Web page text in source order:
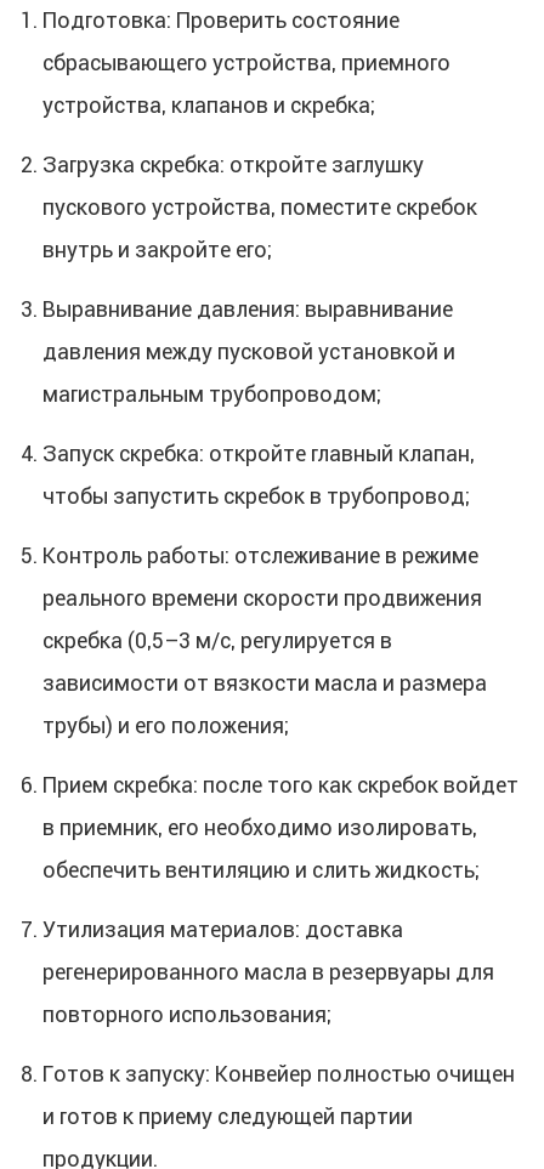
Подготовка: Проверить состояние
сбрасывающего устройства, приемного
устройства, клапанов и скребка;
Загрузка скребка: откройте заглушку
пускового устройства, поместите скребок
внутрь и закройте его;
Выравнивание давления: выравнивание
давления между пусковой установкой и
магистральным трубопроводом;
Запуск скребка: откройте главный клапан,
чтобы запустить скребок в трубопровод;
Контроль работы: отслеживание в режиме
реального времени скорости продвижения
скребка (0,5–3 м/с, регулируется в
зависимости от вязкости масла и размера
трубы) и его положения;
Прием скребка: после того как скребок войдет
в приемник, его необходимо изолировать,
обеспечить вентиляцию и слить жидкость;
Утилизация материалов: доставка
регенерированного масла в резервуары для
повторного использования;
Готов к запуску: Конвейер полностью очищен
и готов к приему следующей партии
продукции.